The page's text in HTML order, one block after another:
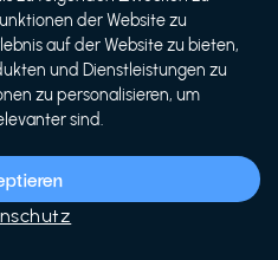
für urbane Fahrräder...
der Website zu
auf der Website zu bieten,
und Dienstleistungen zu
zu personalisieren, um
sind.